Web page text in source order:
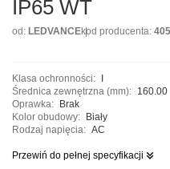
IP65 WT
od: LEDVANCEkod producenta:
Klasa ochronności: I
Średnica zewnętrzna (mm): 160.00
Oprawka: Brak
Kolor obudowy: Biały
Rodzaj napięcia: AC
Przewiń do pełnej specyfikacji